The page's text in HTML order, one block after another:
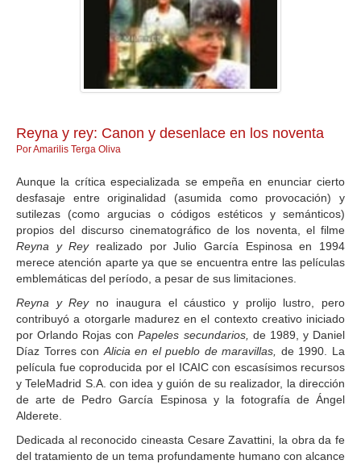
Reyna y rey: Canon y desenlace en los noventa
Por Amarilis Terga Oliva
Aunque la crítica especializada se empeña en enunciar cierto
desfasaje entre originalidad (asumida como provocación) y
sutilezas (como argucias o códigos estéticos y semánticos)
propios del discurso cinematográfico de los noventa, el filme
Reyna y Reyrealizado por Julio García Espinosa en 1994
merece atención aparte ya que se encuentra entre las películas
emblemáticas del período, a pesar de sus limitaciones.
Reyna y Reyno inaugura el cáustico y prolijo lustro, pero
contribuyó a otorgarle madurez en el contexto creativo iniciado
por Orlando Rojas conPapeles secundarios, de 1989, y Daniel
Díaz Torres con Alicia en el pueblo de maravillas, de 1990. La
película fue coproducida por el ICAIC con escasísimos recursos
y TeleMadrid S.A. con idea y guión de su realizador, la dirección
de arte de Pedro García Espinosa y la fotografía de Ángel
Alderete.
Dedicada al reconocido cineasta Cesare Zavattini, la obra da fe
del tratamiento de un tema profundamente humano con alcance